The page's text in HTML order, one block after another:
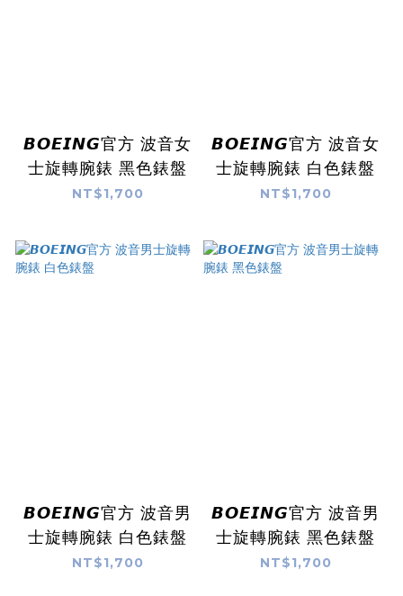
𝘽𝙊𝙀𝙄𝙉𝙂官方 波音女
士旋轉腕錶 黑色錶盤
NT$1,700
𝘽𝙊𝙀𝙄𝙉𝙂官方 波音女
士旋轉腕錶 白色錶盤
NT$1,700
𝘽𝙊𝙀𝙄𝙉𝙂官方 波音男
士旋轉腕錶 白色錶盤
NT$1,700
𝘽𝙊𝙀𝙄𝙉𝙂官方 波音男
士旋轉腕錶 黑色錶盤
NT$1,700